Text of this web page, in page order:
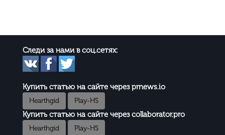
Следи за нами в соц.сетях:
Купить статью на сайте через prnews.io
Hearthgid Play-HS
Купить статью на сайте через collaborator.pro
Hearthgid Play-HS